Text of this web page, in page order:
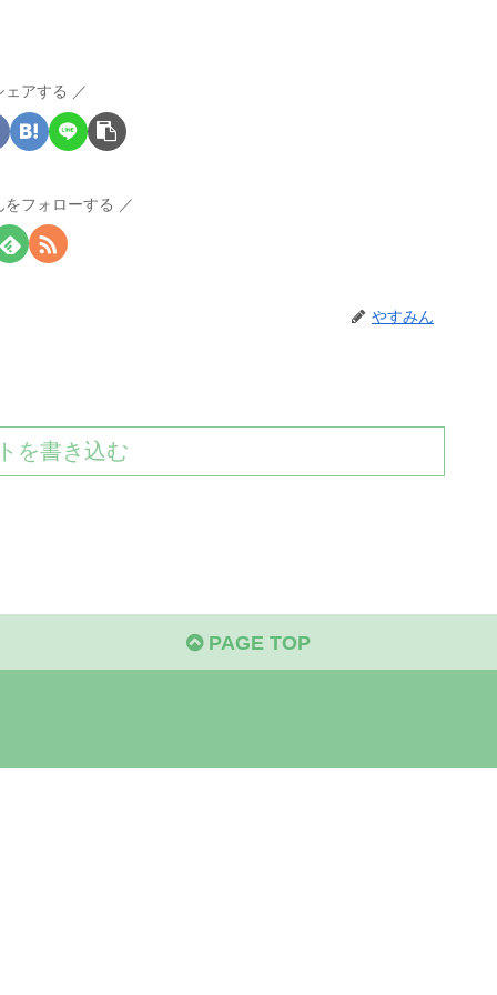
ェアする
をフォローする
やすみん
を書き込む
PAGE TOP